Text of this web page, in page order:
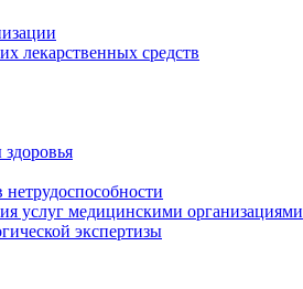
лекарственных средств
услуг медицинскими организациями
экспертизы